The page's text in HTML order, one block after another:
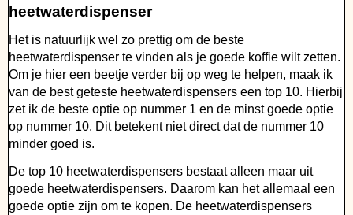
heetwaterdispenser
Het is natuurlijk wel zo prettig om de beste
heetwaterdispenser te vinden als je goede koffie wilt zetten.
Om je hier een beetje verder bij op weg te helpen, maak ik
van de best geteste heetwaterdispensers een top 10. Hierbij
zet ik de beste optie op nummer 1 en de minst goede optie
op nummer 10. Dit betekent niet direct dat de nummer 10
minder goed is.
De top 10 heetwaterdispensers bestaat alleen maar uit
goede heetwaterdispensers. Daarom kan het allemaal een
goede optie zijn om te kopen. De heetwaterdispensers